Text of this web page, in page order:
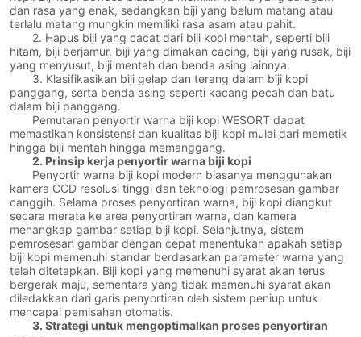
dan rasa yang enak, sedangkan biji yang belum matang atau
terlalu matang mungkin memiliki rasa asam atau pahit.
2. Hapus biji yang cacat dari biji kopi mentah, seperti biji
hitam, biji berjamur, biji yang dimakan cacing, biji yang rusak, biji
yang menyusut, biji mentah dan benda asing lainnya.
3. Klasifikasikan biji gelap dan terang dalam biji kopi
panggang, serta benda asing seperti kacang pecah dan batu
dalam biji panggang.
Pemutaran penyortir warna biji kopi WESORT dapat
memastikan konsistensi dan kualitas biji kopi mulai dari memetik
hingga biji mentah hingga memanggang.
2. Prinsip kerja penyortir warna biji kopi
Penyortir warna biji kopi modern biasanya menggunakan
kamera CCD resolusi tinggi dan teknologi pemrosesan gambar
canggih. Selama proses penyortiran warna, biji kopi diangkut
secara merata ke area penyortiran warna, dan kamera
menangkap gambar setiap biji kopi. Selanjutnya, sistem
pemrosesan gambar dengan cepat menentukan apakah setiap
biji kopi memenuhi standar berdasarkan parameter warna yang
telah ditetapkan. Biji kopi yang memenuhi syarat akan terus
bergerak maju, sementara yang tidak memenuhi syarat akan
diledakkan dari garis penyortiran oleh sistem peniup untuk
mencapai pemisahan otomatis.
3. Strategi untuk mengoptimalkan proses penyortiran